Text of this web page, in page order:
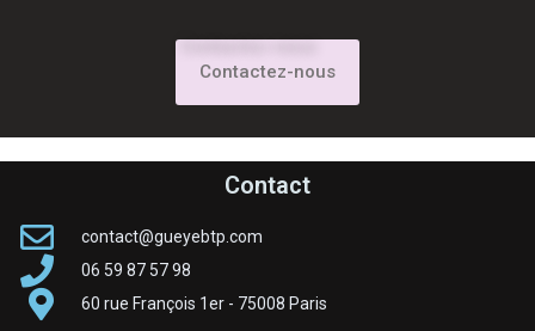
Contactez-nous
Contact
contact@gueyebtp.com
06 59 87 57 98
60 rue François 1er - 75008 Paris